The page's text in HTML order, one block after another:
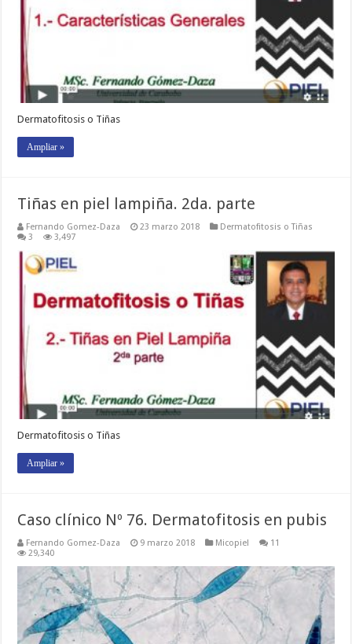
Dermatofitosis o Tiñas
Ampliar »
Tiñas en piel lampiña. 2da. parte
Fernando Gomez-Daza 23 marzo 2018
Dermatofitosis o Tiñas
3
3,497
Dermatofitosis o Tiñas
Ampliar »
Caso clínico Nº 76. Dermatofitosis en pubis
Fernando Gomez-Daza 9 marzo 2018 Micopiel
11
29,340